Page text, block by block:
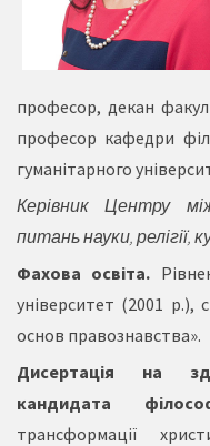
професор, декан
професор кафедри
гуманітарного
Керівник Центру
питань науки, релігії,
Фахова освіта.
університет (2001 р.),
основ правознавства».
Дисертація на
кандидата
трансформації